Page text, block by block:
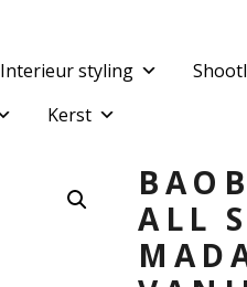
Interieur styling
Kerst
ALL